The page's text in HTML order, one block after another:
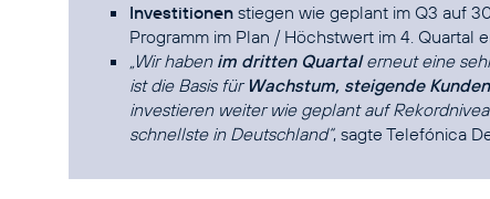
Investitionen stiegen wie geplant im Q3 auf
Programm im Plan / Höchstwert im 4. Quartal
„Wir haben im dritten Quartalerneut eine
ist die Basis für Wachstum, steigende
investieren weiter wie geplant auf
schnellste in Deutschland“, sagte Telefónica